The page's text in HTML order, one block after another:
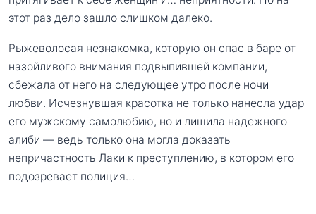
этот раз дело зашло слишком далеко.
Рыжеволосая незнакомка, которую он спас в баре от
назойливого внимания подвыпившей компании,
сбежала от него на следующее утро после ночи
любви. Исчезнувшая красотка не только нанесла удар
его мужскому самолюбию, но и лишила надежного
алиби — ведь только она могла доказать
непричастность Лаки к преступлению, в котором его
подозревает полиция…